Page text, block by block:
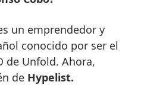
un emprendedor y
conocido por ser el
de Unfold. Ahora,
de Hypelist.